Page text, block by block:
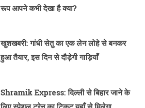
रूप आपने कभी देखा है क्या?
खुशखबरी: गांधी सेतु का एक लेन लोहे से बनकर
हुआ तैयार, इस दिन से दौड़ेगी गाड़ियाँ
Shramik Express: दिल्ली से बिहार जाने के